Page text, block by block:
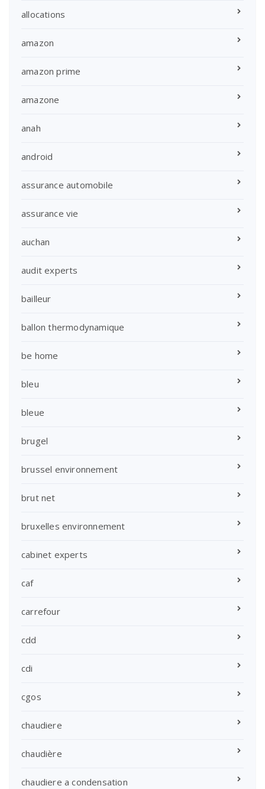
allocations
amazon
amazon prime
amazone
anah
android
assurance automobile
assurance vie
auchan
audit experts
bailleur
ballon thermodynamique
be home
bleu
bleue
brugel
brussel environnement
brut net
bruxelles environnement
cabinet experts
caf
carrefour
cdd
cdi
cgos
chaudiere
chaudière
chaudiere a condensation